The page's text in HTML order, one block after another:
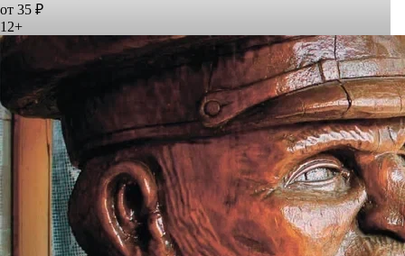
от 35 ₽
12+